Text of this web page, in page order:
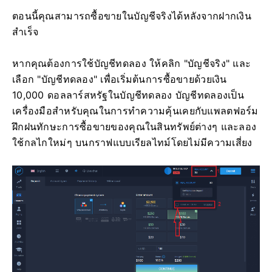
ตอนนี้คุณสามารถซื้อขายในบัญชีจริงได้หลังจากฝากเงิน
สำเร็จ
หากคุณต้องการใช้บัญชีทดลอง ให้คลิก "บัญชีจริง" และ
เลือก "บัญชีทดลอง" เพื่อเริ่มต้นการซื้อขายด้วยเงิน
10,000 ดอลลาร์สหรัฐในบัญชีทดลอง บัญชีทดลองเป็น
เครื่องมือสำหรับคุณในการทำความคุ้นเคยกับแพลตฟอร์ม
ฝึกฝนทักษะการซื้อขายของคุณในสินทรัพย์ต่างๆ และลอง
ใช้กลไกใหม่ๆ บนกราฟแบบเรียลไทม์โดยไม่มีความเสี่ยง